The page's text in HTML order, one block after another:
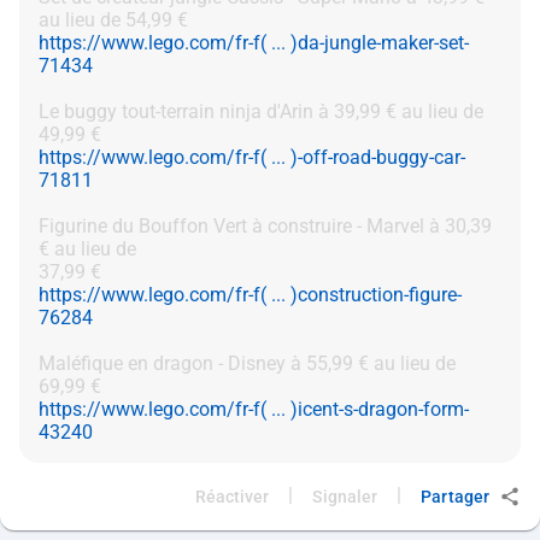
https://www.lego.com/fr-f( ... )da-jungle-maker-set-
71434
Le buggy tout-terrain ninja d'Arin à 39,99 € au lieu de
https://www.lego.com/fr-f( ... )-off-road-buggy-car-
71811
Figurine du Bouffon Vert à construire - Marvel à 30,39
€ au lieu de
https://www.lego.com/fr-f( ... )construction-figure-
76284
Maléfique en dragon - Disney à 55,99 € au lieu de
https://www.lego.com/fr-f( ... )icent-s-dragon-form-
43240
Réactiver Signaler Partager